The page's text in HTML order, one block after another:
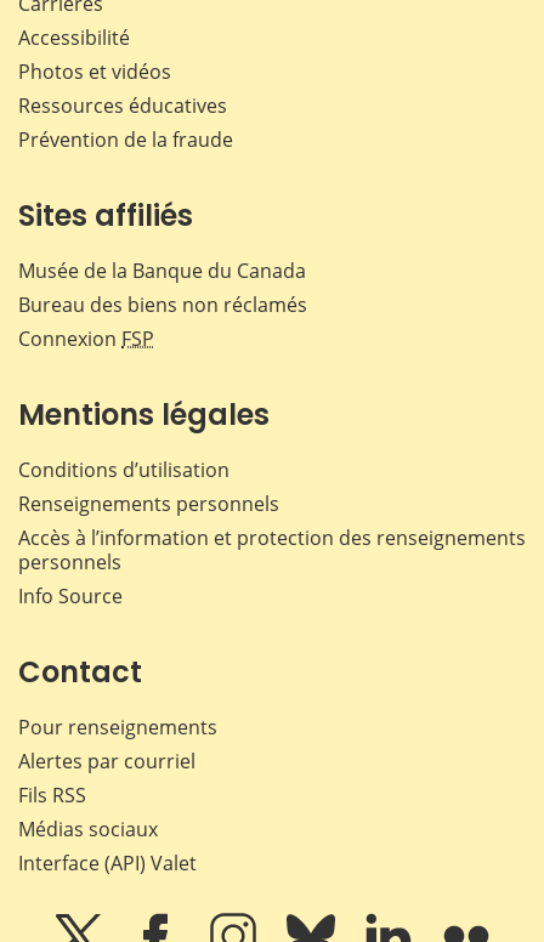
Accessibilité
Photos et vidéos
Ressources éducatives
Prévention de la fraude
Sites affiliés
Musée de la Banque du Canada
Bureau des biens non réclamés
Connexion FSP
Mentions légales
Conditions d’utilisation
Renseignements personnels
Accès à l’information et protection des renseignements
personnels
Info Source
Contact
Pour renseignements
Alertes par courriel
Fils RSS
Médias sociaux
Interface (API) Valet